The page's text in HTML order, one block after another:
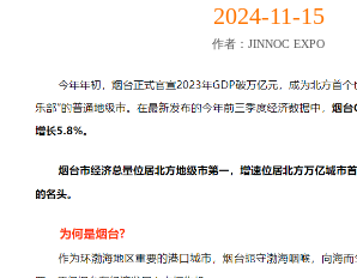
2024-11-15
作者：JINNOC EXPO